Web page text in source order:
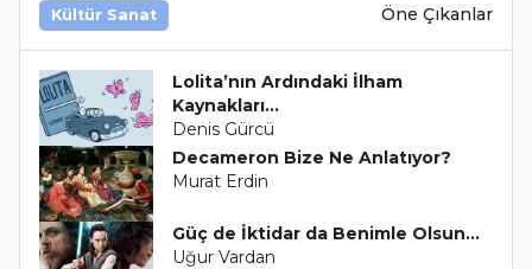
Kültür Sanat Öne Çıkanlar
Lolita’nın Ardındaki İlham
Kaynakları…
Denis Gürcü
Decameron Bize Ne Anlatıyor?
Murat Erdin
Güç de İktidar da Benimle Olsun...
Uğur Vardan